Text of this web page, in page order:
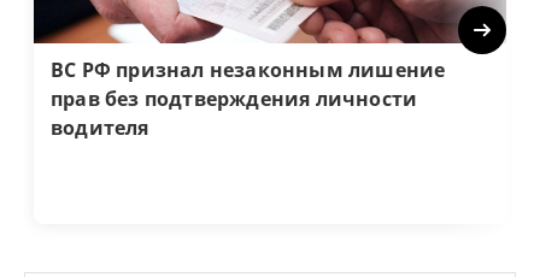
ВС РФ признал незаконным лишение
прав без подтверждения личности
водителя
Next